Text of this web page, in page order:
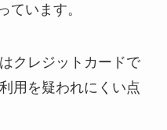
ています。
クレジットカードで
用を疑われにくい点